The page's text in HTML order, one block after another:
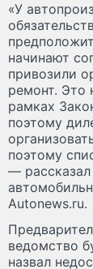
«У
начинают
привозили
ремонт. Это
рамках
поэтому
поэтому
— рассказал
Autonews.ru.
ведомство
назвал